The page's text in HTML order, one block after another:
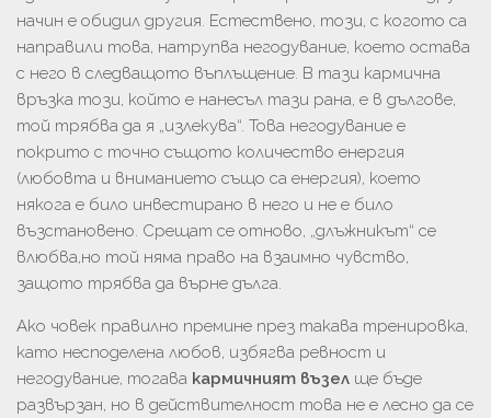
начин е обидил другия. Естествено, този, с когото са
направили това, натрупва негодувание, което остава
с него в следващото въплъщение. В тази кармична
връзка този, който е нанесъл тази рана, е в дългове,
той трябва да я „излекува“. Това негодувание е
покрито с точно същото количество енергия
(любовта и вниманието също са енергия), което
някога е било инвестирано в него и не е било
възстановено. Срещат се отново, „длъжникът“ се
влюбва,но той няма право на взаимно чувство,
защото трябва да върне дълга.
Ако човек правилно премине през такава тренировка,
като несподелена любов, избягва ревност и
негодувание, тогава кармичният възел ще бъде
развързан, но в действителност това не е лесно да се